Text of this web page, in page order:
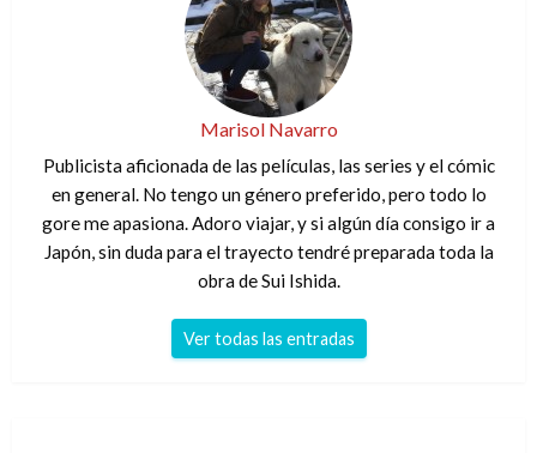
Marisol Navarro
Publicista aficionada de las películas, las series y el cómic
en general. No tengo un género preferido, pero todo lo
gore me apasiona. Adoro viajar, y si algún día consigo ir a
Japón, sin duda para el trayecto tendré preparada toda la
obra de Sui Ishida.
Ver todas las entradas